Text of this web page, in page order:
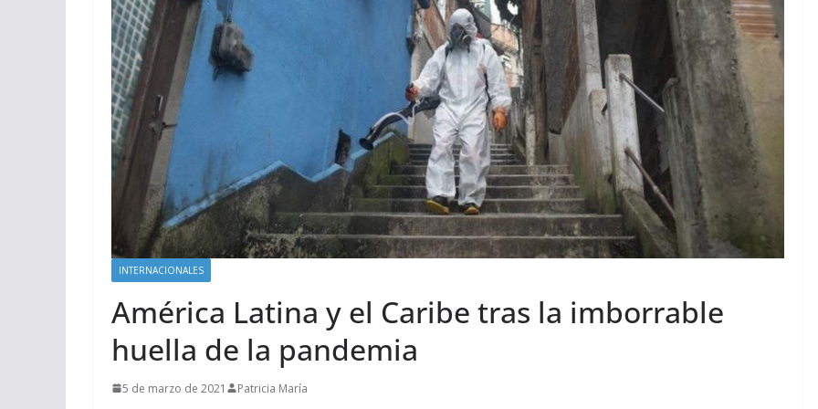
INTERNACIONALES
América Latina y el Caribe tras la imborrable
huella de la pandemia
5 de marzo de 2021 Patricia María